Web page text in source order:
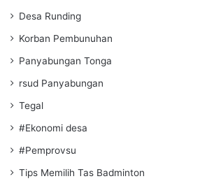
Desa Runding
Korban Pembunuhan
Panyabungan Tonga
rsud Panyabungan
Tegal
#Ekonomi desa
#Pemprovsu
Tips Memilih Tas Badminton